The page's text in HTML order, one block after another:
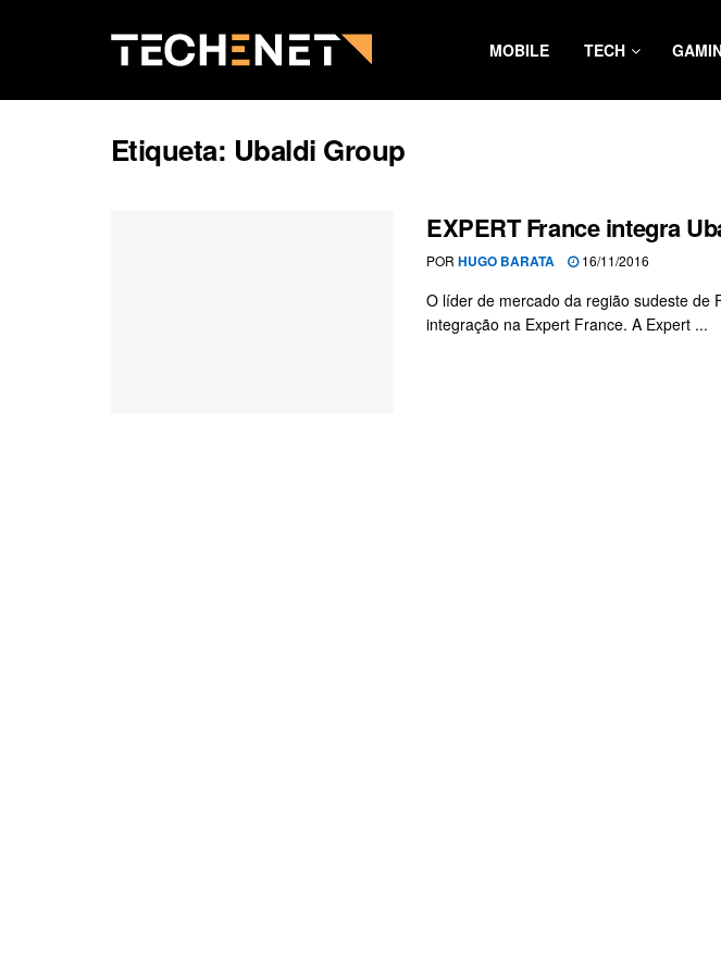
MOBILE TECH
Etiqueta: Ubaldi Group
EXPERT France integra
POR HUGO BARATA 16/11/2016
O líder de mercado da região sudeste de
integração na Expert France. A Expert ...